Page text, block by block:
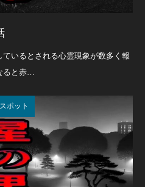
いるとされる心霊現象が数多く報
ると赤…
ポット